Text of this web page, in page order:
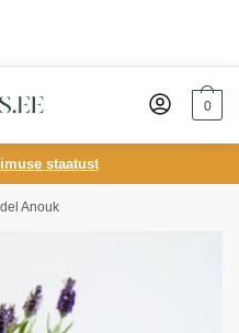
0
staatust
Anouk